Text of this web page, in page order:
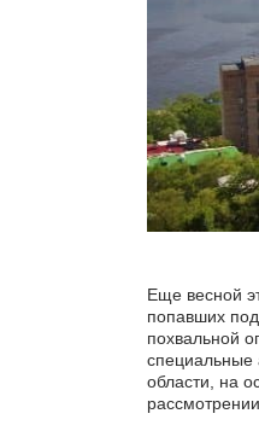
Еще весной
попавших
похвальной
специальные
области, на